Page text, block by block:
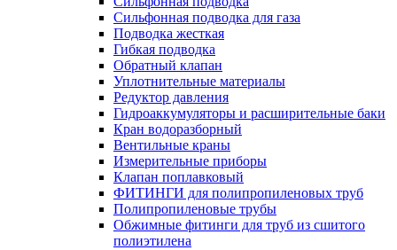
Cильфонная подводка для газа
Подводка жесткая
Гибкая подводка
Обратный клапан
Уплотнительные материалы
Редуктор давления
Гидроаккумуляторы и расширительные баки
Кран водоразборный
Вентильные краны
Измерительные приборы
Клапан поплавковый
ФИТИНГИ для полипропиленовых труб
Полипропиленовые трубы
Обжимные фитинги для труб из сшитого
полиэтилена